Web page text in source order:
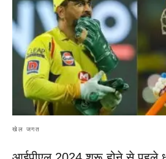
खेल जगत